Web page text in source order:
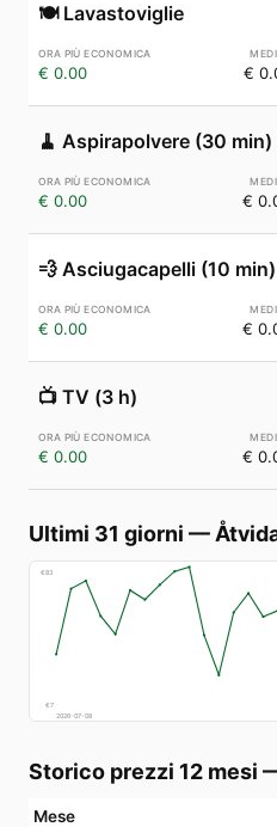
🍽️ Lavastoviglie
€ 0.00 €
🧹 Aspirapolvere (30 min)
€ 0.00 €
💨 Asciugacapelli (10 min)
€ 0.00 €
📺 TV (3 h)
€ 0.00 €
Ultimi 31 giorni —
€83
€7
2026-07-08
Storico prezzi 12 mesi
Mese